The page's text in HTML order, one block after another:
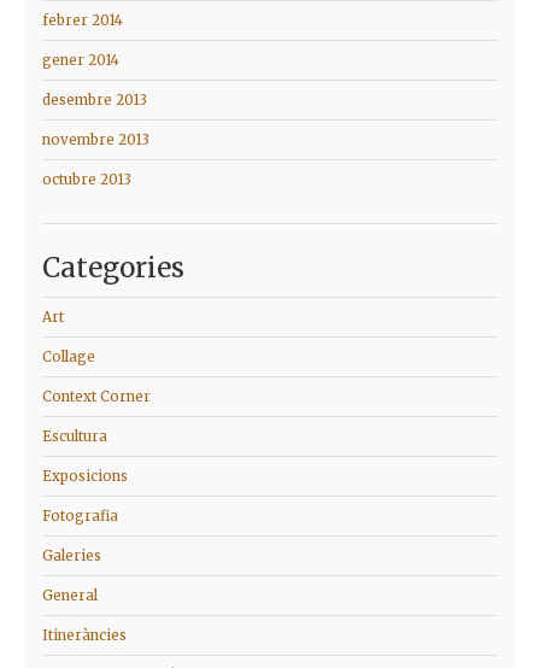
febrer 2014
gener 2014
desembre 2013
novembre 2013
octubre 2013
Categories
Art
Collage
Context Corner
Escultura
Exposicions
Fotografia
Galeries
General
Itineràncies